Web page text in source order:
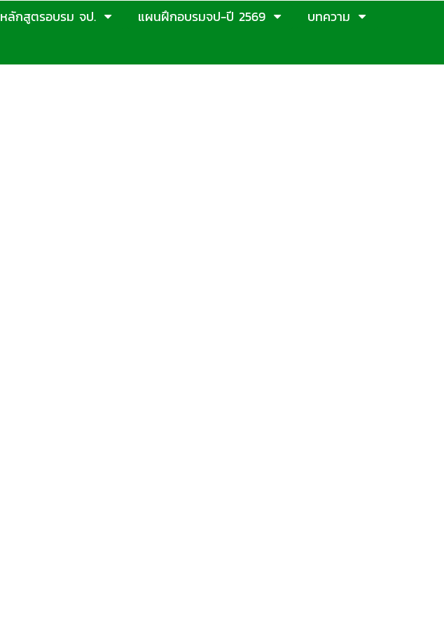
หลักสูตรอบรม จป. แผนฝึกอบรมจป-ปี 2569
บทความ